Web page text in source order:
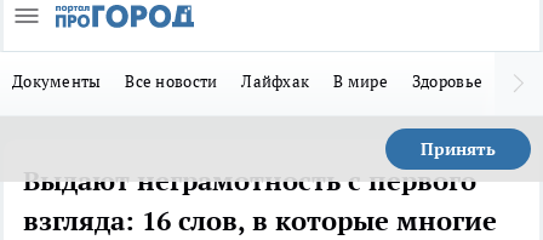
Документы Все новости Лайфхак В мире Здоровье
Принять
Выдают неграмотность с первого
взгляда: 16 слов, в которые многие